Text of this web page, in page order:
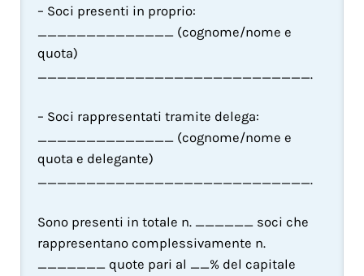
– Soci presenti in proprio:
______________ (cognome/nome e
quota)
____________________________.
– Soci rappresentati tramite delega:
______________ (cognome/nome e
quota e delegante)
____________________________.
Sono presenti in totale n. ______ soci che
rappresentano complessivamente n.
_______ quote pari al __% del capitale